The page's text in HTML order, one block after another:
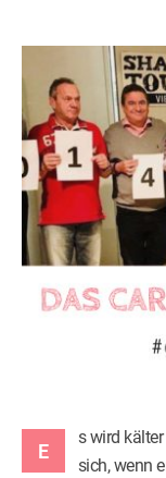
E
s wird
sich, wenn